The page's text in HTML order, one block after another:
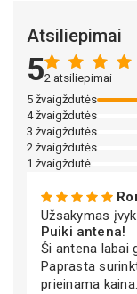
Dirbtinio intelekto aprašymasAtsiliepimai
52 atsiliepimai
5 žvaigždutės
4 žvaigždutės
3 žvaigždutės
2 žvaigždutės
1 žvaigždutė
Užsakymas
Puiki antena!
Ši antena labai
Paprasta
prieinama kaina.